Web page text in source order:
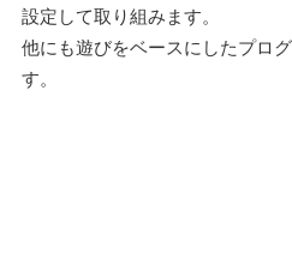
設定して取り組みます。
他にも遊びをベースにしたプロ
す。